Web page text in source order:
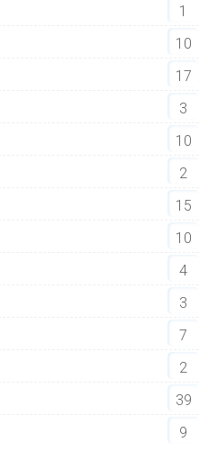
1
10
17
3
10
2
15
10
4
3
7
2
39
9